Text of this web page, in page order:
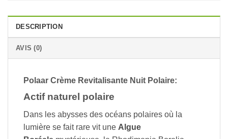
DESCRIPTION
AVIS (0)
Polaar Crème Revitalisante Nuit Polaire:
Actif naturel polaire
Dans les abysses des océans polaires où la
lumière se fait rare vit une Algue